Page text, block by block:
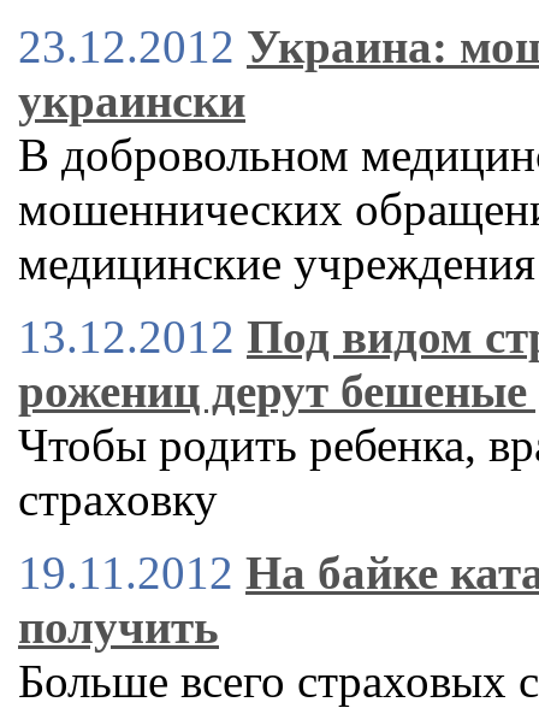
23.12.2012 Украина:
украински
В добровольном
мошеннических
медицинские учреждения
13.12.2012 Под видом
рожениц дерут бешеные
Чтобы родить ребенка,
страховку
19.11.2012 На байке
получить
Больше всего страховых